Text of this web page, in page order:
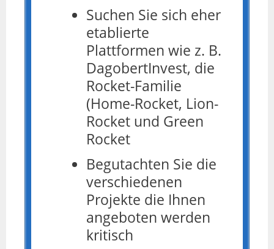
Suchen Sie sich eher
etablierte
Plattformen wie z. B.
DagobertInvest, die
Rocket-Familie
(Home-Rocket, Lion-
Rocket und Green
Rocket
Begutachten Sie die
verschiedenen
Projekte die Ihnen
angeboten werden
kritisch